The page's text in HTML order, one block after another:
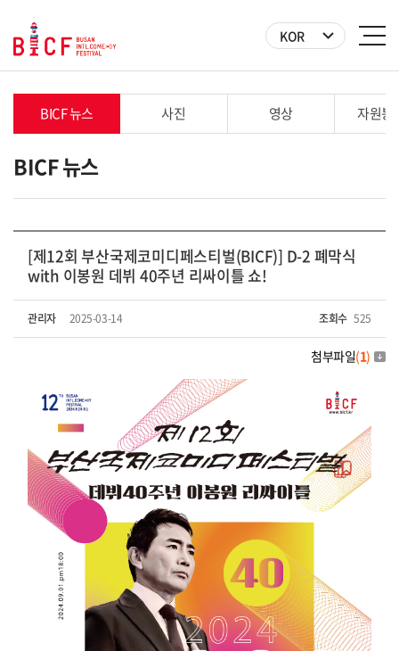
KOR
BICF 뉴스 사진 영상 자원봉
BICF 뉴스
[제12회 부산국제코미디페스티벌(BICF)] D-2 폐막식
with 이봉원 데뷔 40주년 리싸이틀 쇼!
관리자 2025-03-14 조회수 525
첨부파일(1)